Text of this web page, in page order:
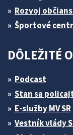
Rozvoj
Športové
DÔLEŽITÉ
Podcast
Stan sa
E-služby MV SR
Vestník vlády